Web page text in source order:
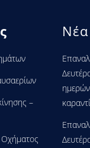
–
Οχήματος